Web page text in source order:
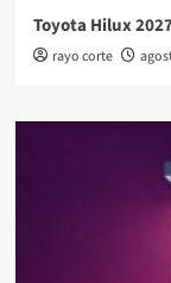
Toyota Hilux
rayo corte